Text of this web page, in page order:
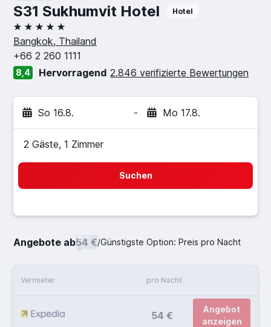
S31 Sukhumvit Hotel Hotel
5 Sterne
Bangkok, Thailand
+66 2 260 1111
8,4 Hervorragend 2.846 verifizierte Bewertungen
So 16.8. - Mo 17.8.
2 Gäste, 1 Zimmer
Suchen
Angebote ab54 €/Günstigste Option: Preis pro Nacht
Vermieter pro Nacht
54 €
Angebot
anzeigen